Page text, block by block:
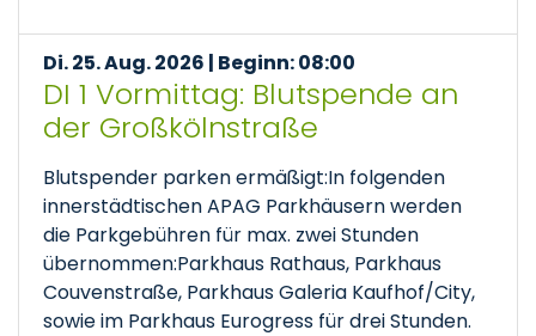
Di. 25. Aug. 2026 | Beginn: 08:00
DI 1 Vormittag: Blutspende an
der Großkölnstraße
Blutspender parken ermäßigt:In folgenden
innerstädtischen APAG Parkhäusern werden
die Parkgebühren für max. zwei Stunden
übernommen:Parkhaus Rathaus, Parkhaus
Couvenstraße, Parkhaus Galeria Kaufhof/City,
sowie im Parkhaus Eurogress für drei Stunden.